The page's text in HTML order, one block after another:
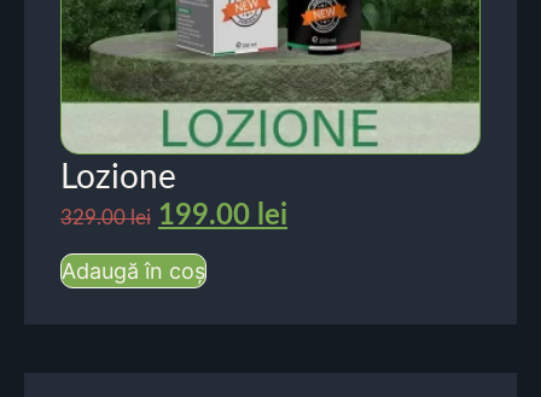
Lozione
329.00lei 199.00 lei
Adaugă în coș